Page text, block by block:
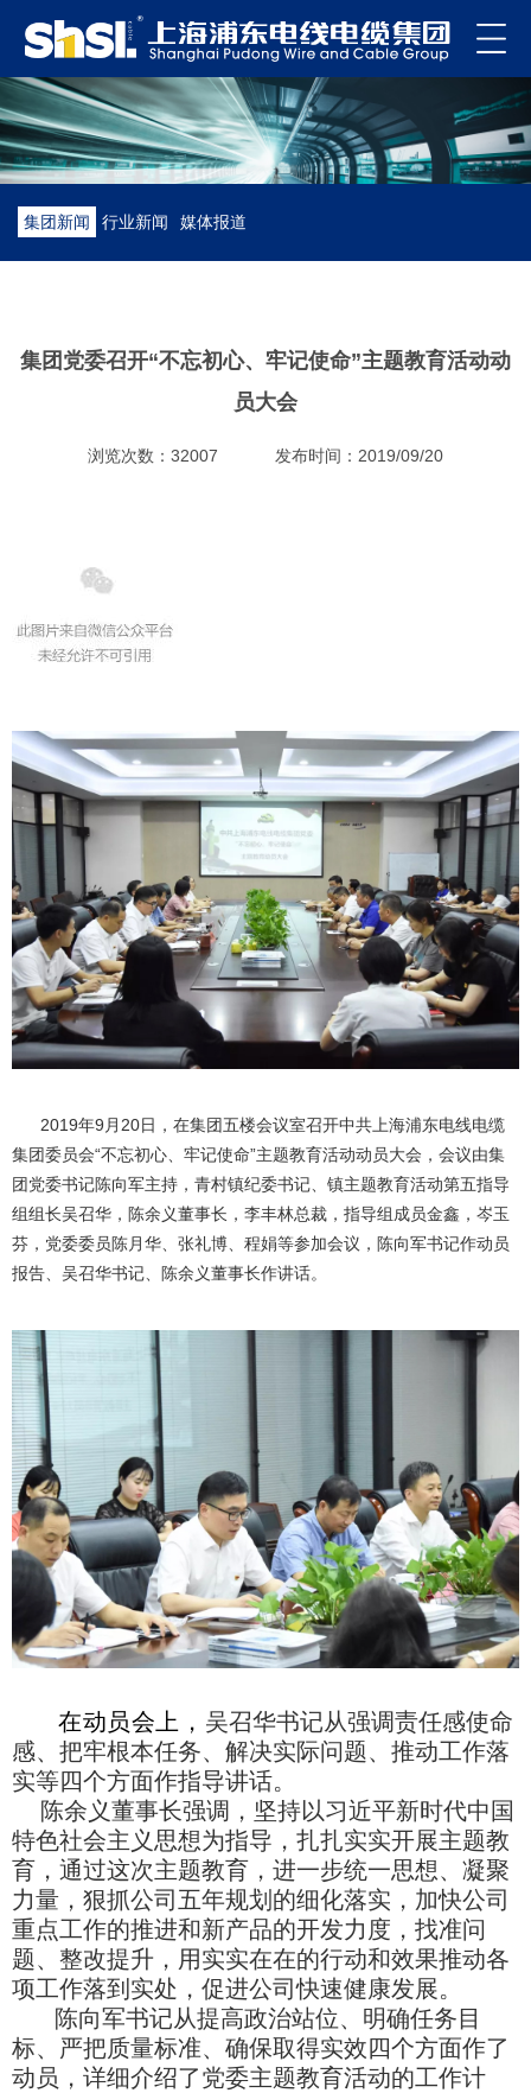
集团新闻 行业新闻 媒体报道
集团党委召开“不忘初心、牢记使命”主题教育活动动
员大会
浏览次数：32007 发布时间：2019/09/20
2019年9月20日，在集团五楼会议室召开中共上海浦东电线电缆
集团委员会“不忘初心、牢记使命”主题教育活动动员大会，会议由集
团党委书记陈向军主持，青村镇纪委书记、镇主题教育活动第五指导
组组长吴召华，陈余义董事长，李丰林总裁，指导组成员金鑫，岑玉
芬，党委委员陈月华、张礼博、程娟等参加会议，陈向军书记作动员
报告、吴召华书记、陈余义董事长作讲话。
在动员会上， 吴召华书记从强调责任感使命
感、把牢根本任务、解决实际问题、推动工作落
实等四个方面作指导讲话。
陈余义董事长强调 ， 坚持以习近平新时代中国
特色社会主义思想为指导，扎扎实实开展主题教
育，通过这次主题教育，进一步统一思想、凝聚
力量，狠抓公司五年规划的细化落实，加快公司
重点工作的推进和新产品的开发力度，找准问
题、整改提升，用实实在在的行动和效果推动各
项工作落到实处，促进公司快速健康发展。
陈向军书记从提高政治站位、明确任务目
标、严把质量标准、确保取得实效四个方面作了
动员，详细介绍了党委主题教育活动的工作计